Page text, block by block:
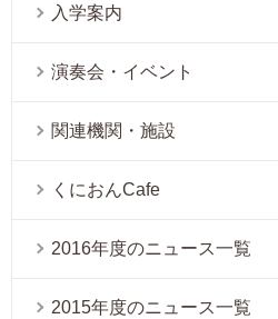
入学案内
演奏会・イベント
関連機関・施設
くにおんCafe
2016年度のニュース一覧
2015年度のニュース一覧